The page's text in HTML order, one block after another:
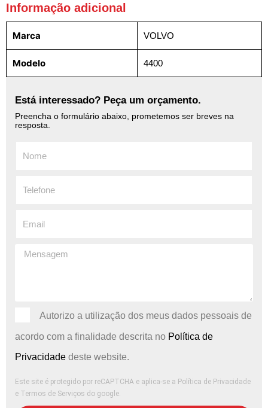
Informação adicional
Marca VOLVO
Modelo 4400
Está interessado? Peça um orçamento.
Preencha o formulário abaixo, prometemos ser breves na
resposta.
Autorizo ​​a utilização dos meus dados pessoais de
acordo com a finalidade descrita no Política de
Privacidade deste website.
Este site é protegido por reCAPTCHA e aplica-se a Política de Privacidade
e Termos de Serviços do google.